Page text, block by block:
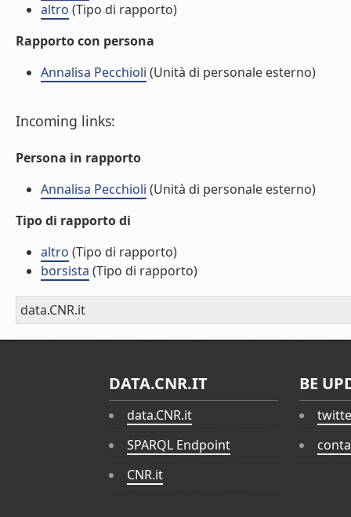
altro (Tipo di rapporto)
Rapporto con persona
Annalisa Pecchioli (Unità di personale esterno)
Incoming links:
Persona in rapporto
Annalisa Pecchioli (Unità di personale esterno)
Tipo di rapporto di
altro (Tipo di rapporto)
borsista (Tipo di rapporto)
data.CNR.it
DATA.CNR.IT
data.CNR.it
SPARQL Endpoint
CNR.it
BE